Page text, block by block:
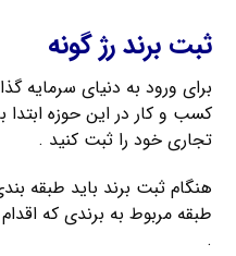
ثبت برند رژ گونه
برای ورود به دنیای سرمایه
کسب و کار در این حوزه ابتدا
تجاری خود را ثبت کنید .
هنگام ثبت برند باید طبقه
طبقه مربوط به برندی که
.